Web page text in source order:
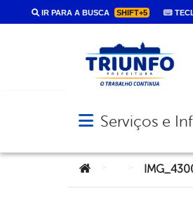
IR PARA A BUSCA SHIFT+5
Abrir menu principal
Serviços e
Você está aqui: